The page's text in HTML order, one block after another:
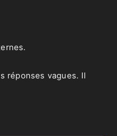
réponses vagues. Il